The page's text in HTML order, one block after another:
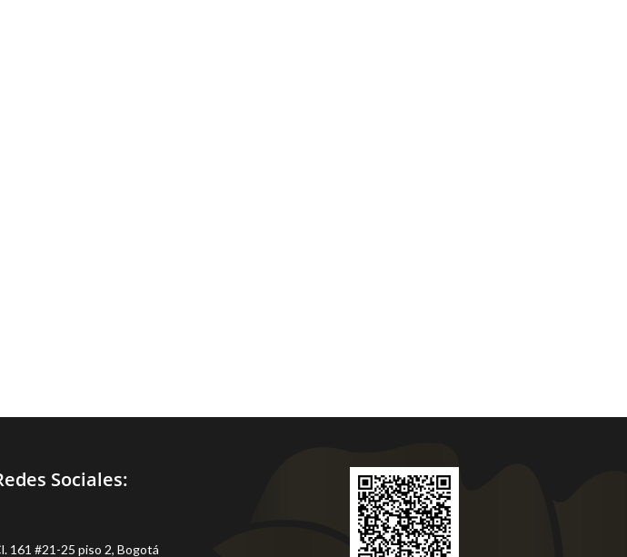
Sociales:
161 #21-25 piso 2, Bogotá